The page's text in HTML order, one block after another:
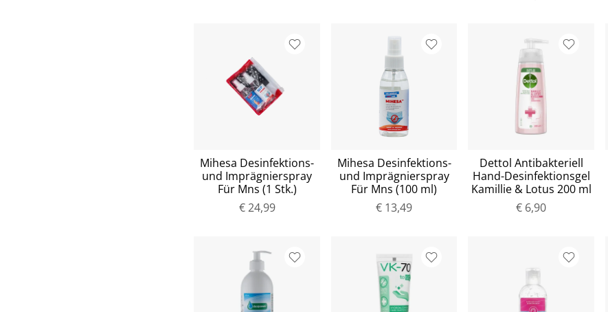
Mihesa Desinfektions-
und Imprägnierspray
Für Mns (1 Stk.)
€ 24,99
Mihesa Desinfektions-
und Imprägnierspray
Für Mns (100 ml)
€ 13,49
Dettol Antibakteriell
Hand-Desinfektionsgel
Kamillie & Lotus 200 ml
€ 6,90